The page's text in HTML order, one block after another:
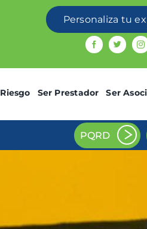
Personaliza tu
Ser Prestador Ser
PQRD